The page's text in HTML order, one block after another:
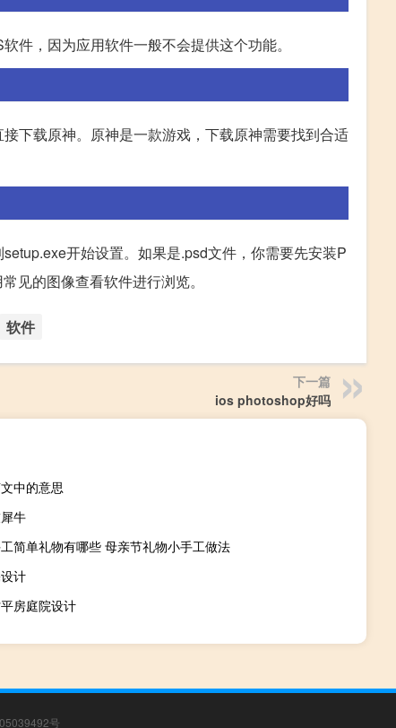
件，因为应用软件一般不会提供这个功能。
下载原神。原神是一款游戏，下载原神需要找到合适
开始设置。如果是.psd文件，你需要先安装P
见的图像查看软件进行浏览。
软件
下一篇
ios photoshop好吗
中的意思
牛
简单礼物有哪些 母亲节礼物小手工做法
计
房庭院设计
号